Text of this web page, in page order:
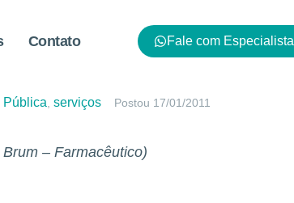
Fale com Especialista
Contato
Pública serviços Postou 17/01/2011
– Farmacêutico)